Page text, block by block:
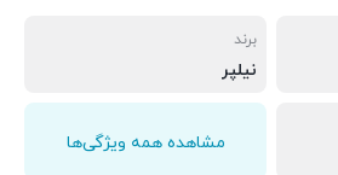
برند
نیلپر
مشاهده همه ویژگی‌ها